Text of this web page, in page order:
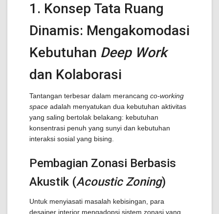
1. Konsep Tata Ruang
Dinamis: Mengakomodasi
Kebutuhan Deep Work
dan Kolaborasi
Tantangan terbesar dalam merancang co-working
space adalah menyatukan dua kebutuhan aktivitas
yang saling bertolak belakang: kebutuhan
konsentrasi penuh yang sunyi dan kebutuhan
interaksi sosial yang bising.
Pembagian Zonasi Berbasis
Akustik (Acoustic Zoning)
Untuk menyiasati masalah kebisingan, para
desainer interior mengadopsi sistem zonasi yang